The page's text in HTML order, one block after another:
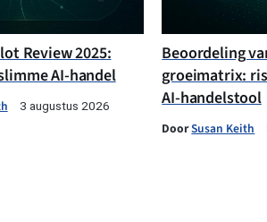
Review 2025:
AI-handel
3 augustus 2026
Beoordeling
groeimatrix:
AI-handelstool
DoorSusan Keith